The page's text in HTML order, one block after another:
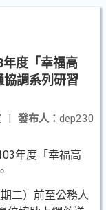
度「幸福高
調系列研習
發布人： dep230
|
年度「幸福高
二）前至公務人